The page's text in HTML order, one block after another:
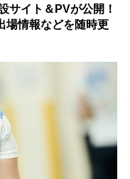
サイト＆PVが公開！
場情報などを随時更